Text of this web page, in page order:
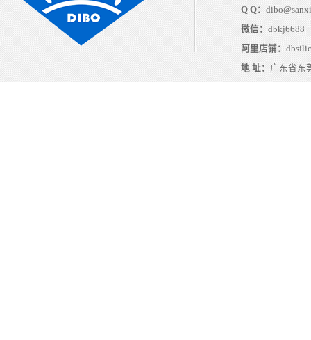
Q Q：
微信：dbkj6688
阿里店铺：
地 址： 广东省东